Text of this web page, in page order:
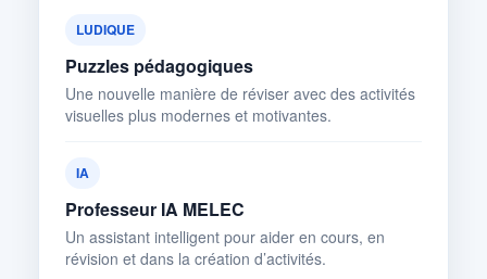
LUDIQUE
Puzzles pédagogiques
Une nouvelle manière de réviser avec des activités
visuelles plus modernes et motivantes.
IA
Professeur IA MELEC
Un assistant intelligent pour aider en cours, en
révision et dans la création d’activités.